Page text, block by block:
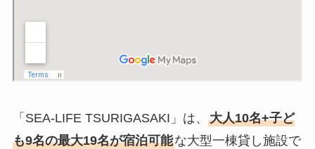
「SEA-LIFE TSURIGASAKI」は、 大人10名+子ど
も9名の最大19名が宿泊可能な大型一棟貸し施設で